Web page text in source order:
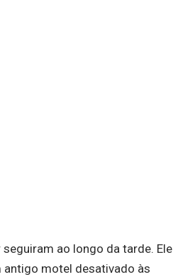
ao longo da tarde. Ele
motel desativado às